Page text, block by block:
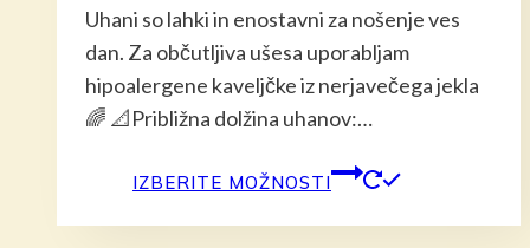
Uhani so lahki in enostavni za nošenje ves
dan. Za občutljiva ušesa uporabljam
hipoalergene kaveljčke iz nerjavečega jekla
🌈 📐Približna dolžina uhanov:…
IZBERITE MOŽNOSTI